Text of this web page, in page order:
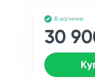
В наличии
30